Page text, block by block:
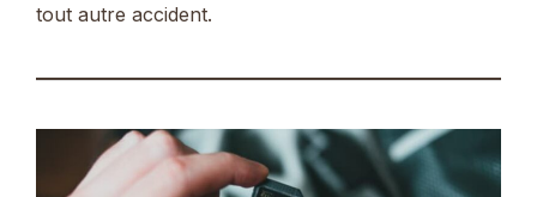
tout autre accident.